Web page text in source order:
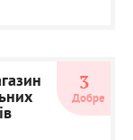
3
Добре